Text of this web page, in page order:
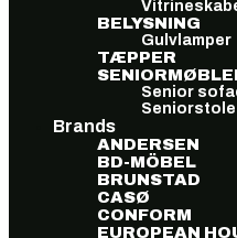
BELYSNING
Gulvlamper
TÆPPER
Senior
Seniorstole
Brands
ANDERSEN
BD-MÖBEL
BRUNSTAD
CASØ
CONFORM
EUROPEAN